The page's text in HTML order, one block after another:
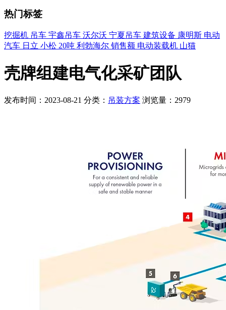
热门标签
挖掘机 吊车 宇鑫吊车 沃尔沃 宁夏吊车 建筑设备 康明斯 电动
汽车 日立 小松 20吨 利勃海尔 销售额 电动装载机 山猫
壳牌组建电气化采矿团队
发布时间：2023-08-21 分类： 吊装方案 浏览量：2979